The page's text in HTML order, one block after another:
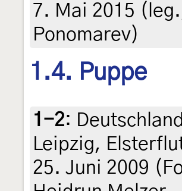
7. Mai 2015
Ponomarev)
1.4. Puppe
1-2:
Leipzig,
25. Juni 2009